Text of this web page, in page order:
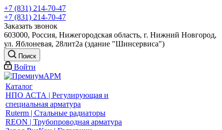
+7 (831) 214-70-47
+7 (831) 214-70-47
Заказать звонок
603000, Россия, Нижегородская область, г. Нижний Новгород,
ул. Яблоневая, 28лит2а (здание "Шинсервиса")
Поиск
Войти
Каталог
НПО АСТА | Регулирующая и
специальная арматура
Ruterm | Стальные радиаторы
REON | Трубопроводная арматура